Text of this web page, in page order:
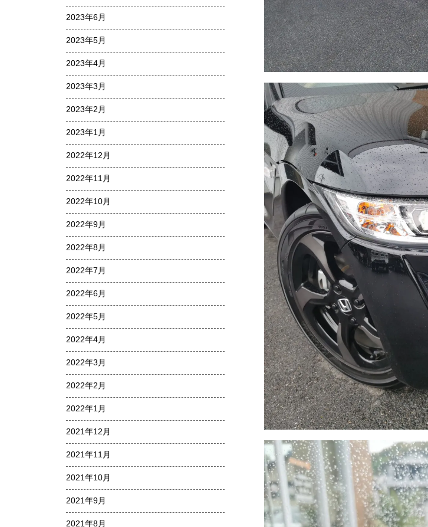
2023年6月
2023年5月
2023年4月
2023年3月
2023年2月
2023年1月
2022年12月
2022年11月
2022年10月
2022年9月
2022年8月
2022年7月
2022年6月
2022年5月
2022年4月
2022年3月
2022年2月
2022年1月
2021年12月
2021年11月
2021年10月
2021年9月
2021年8月